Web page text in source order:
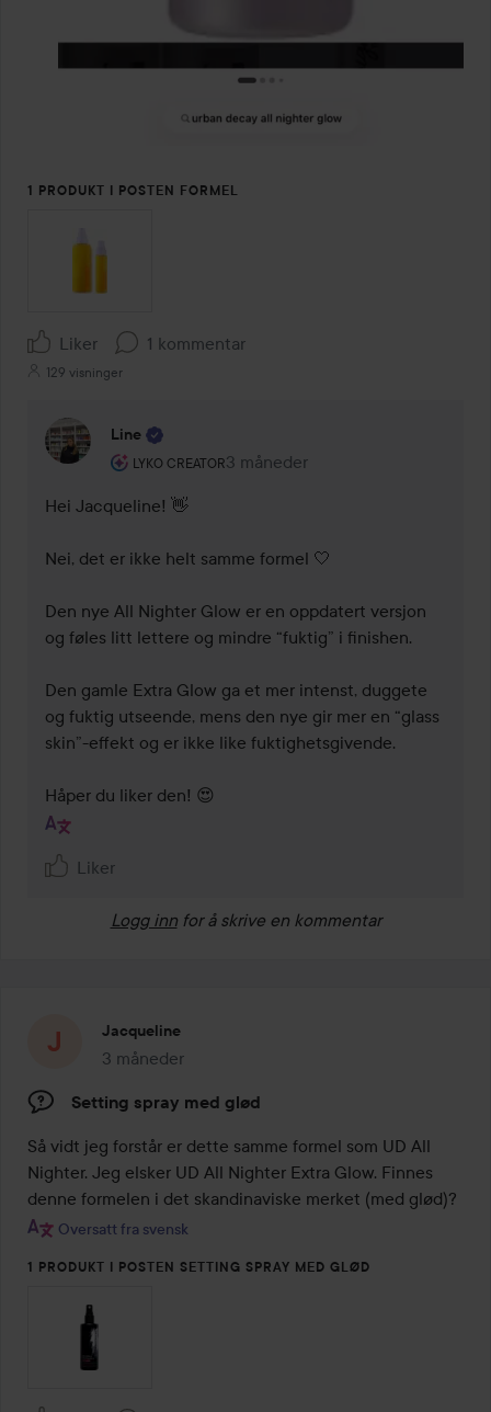
1 PRODUKT I POSTEN FORMEL
Liker 1 kommentar
129 visninger
Line
LYKO CREATOR
Brukerens rolle: Lyko Creator.
3 måneder
Kommentaren lades 3 måneder
Hei Jacqueline! 👋
Nei, det er ikke helt samme formel 🤍
Den nye All Nighter Glow er en oppdatert versjon
og føles litt lettere og mindre “fuktig” i finishen.
Den gamle Extra Glow ga et mer intenst, duggete
og fuktig utseende, mens den nye gir mer en “glass
skin”-effekt og er ikke like fuktighetsgivende.
Håper du liker den! 😍
Liker
Logg inn for å skrive en kommentar
Jacqueline
3 måneder
Innlegget ble opprettet 3 måneder
Setting spray med glød
Så vidt jeg forstår er dette samme formel som UD All
Nighter. Jeg elsker UD All Nighter Extra Glow. Finnes
denne formelen i det skandinaviske merket (med glød)?
Oversatt fra svensk
1 PRODUKT I POSTEN SETTING SPRAY MED GLØD